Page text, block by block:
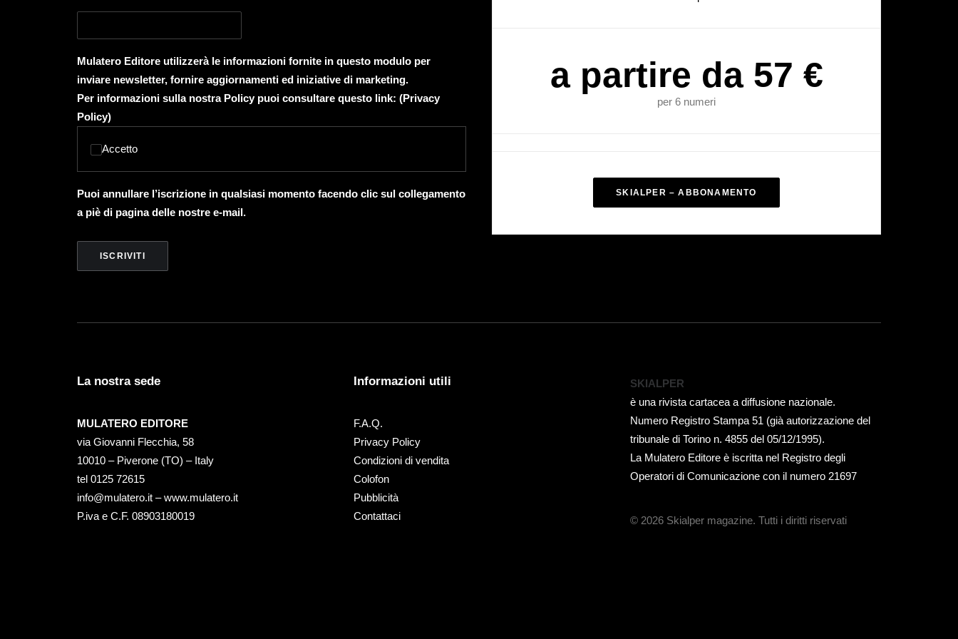
Mulatero Editore utilizzerà le informazioni fornite in questo modulo per
inviare newsletter, fornire aggiornamenti ed iniziative di marketing.
Per informazioni sulla nostra Policy puoi consultare questo link: (Privacy
Policy)
Accetto
Puoi annullare l’iscrizione in qualsiasi momento facendo clic sul collegamento
a piè di pagina delle nostre e-mail.
a partire da 57 €
per 6 numeri
SKIALPER – ABBONAMENTO
La nostra sede
MULATERO EDITORE
via Giovanni Flecchia, 58
10010 – Piverone (TO) – Italy
tel ‭0125 72615‬
info@mulatero.it –www.mulatero.it
P.iva e C.F. 08903180019
Informazioni utili
F.A.Q.
Privacy Policy
Condizioni di vendita
Colofon
Pubblicità
Contattaci
SKIALPER
è una rivista cartacea a diffusione nazionale.
Numero Registro Stampa 51 (già autorizzazione del
tribunale di Torino n. 4855 del 05/12/1995).
La Mulatero Editore è iscritta nel Registro degli
Operatori di Comunicazione con il numero 21697
© 2026 Skialper magazine. Tutti i diritti riservati